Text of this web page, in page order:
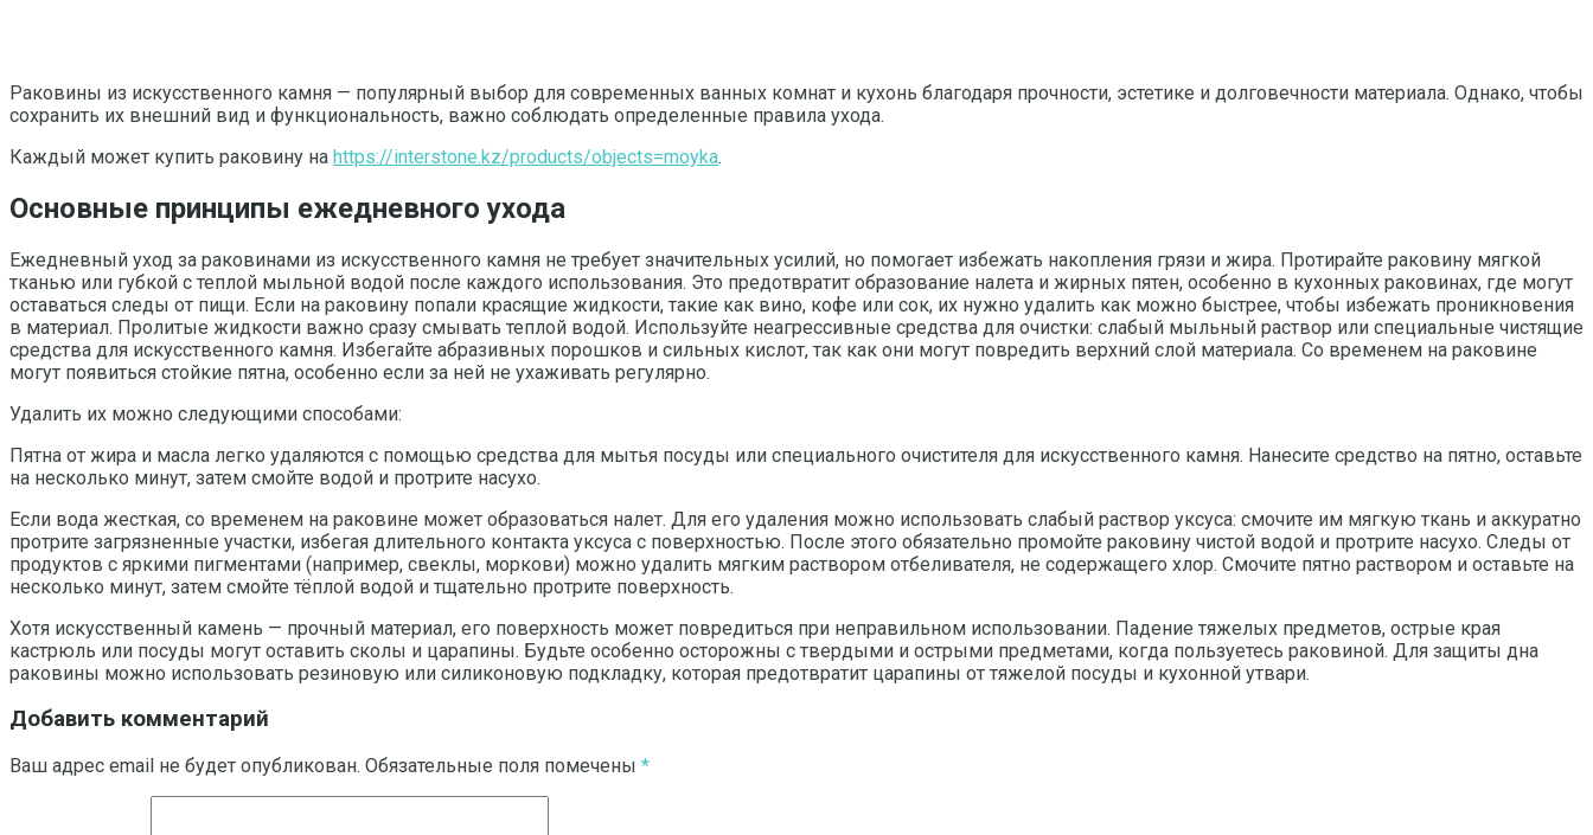
Раковины из искусственного камня — популярный выбор для современных ванных комнат и кухонь благодаря прочности, эстетике и долговечности материала. Однако, чтобы
сохранить их внешний вид и функциональность, важно соблюдать определенные правила ухода.
Каждый может купить раковину на https://interstone.kz/products/objects=moyka.
Основные принципы ежедневного ухода
Ежедневный уход за раковинами из искусственного камня не требует значительных усилий, но помогает избежать накопления грязи и жира. Протирайте раковину мягкой
тканью или губкой с теплой мыльной водой после каждого использования. Это предотвратит образование налета и жирных пятен, особенно в кухонных раковинах, где могут
оставаться следы от пищи. Если на раковину попали красящие жидкости, такие как вино, кофе или сок, их нужно удалить как можно быстрее, чтобы избежать проникновения
в материал. Пролитые жидкости важно сразу смывать теплой водой. Используйте неагрессивные средства для очистки: слабый мыльный раствор или специальные чистящие
средства для искусственного камня. Избегайте абразивных порошков и сильных кислот, так как они могут повредить верхний слой материала. Со временем на раковине
могут появиться стойкие пятна, особенно если за ней не ухаживать регулярно.
Удалить их можно следующими способами:
Пятна от жира и масла легко удаляются с помощью средства для мытья посуды или специального очистителя для искусственного камня. Нанесите средство на пятно, оставьте
на несколько минут, затем смойте водой и протрите насухо.
Если вода жесткая, со временем на раковине может образоваться налет. Для его удаления можно использовать слабый раствор уксуса: смочите им мягкую ткань и аккуратно
протрите загрязненные участки, избегая длительного контакта уксуса с поверхностью. После этого обязательно промойте раковину чистой водой и протрите насухо. Следы от
продуктов с яркими пигментами (например, свеклы, моркови) можно удалить мягким раствором отбеливателя, не содержащего хлор. Смочите пятно раствором и оставьте на
несколько минут, затем смойте тёплой водой и тщательно протрите поверхность.
Хотя искусственный камень — прочный материал, его поверхность может повредиться при неправильном использовании. Падение тяжелых предметов, острые края
кастрюль или посуды могут оставить сколы и царапины. Будьте особенно осторожны с твердыми и острыми предметами, когда пользуетесь раковиной. Для защиты дна
раковины можно использовать резиновую или силиконовую подкладку, которая предотвратит царапины от тяжелой посуды и кухонной утвари.
Добавить комментарий
Ваш адрес email не будет опубликован. Обязательные поля помечены *